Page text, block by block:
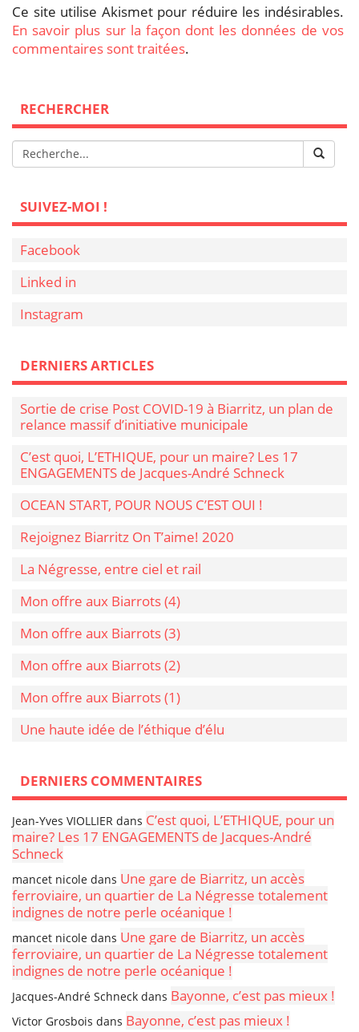
Ce site utilise Akismet pour réduire les indésirables.
En savoir plus sur la façon dont les données de vos
commentaires sont traitées.
RECHERCHER
SUIVEZ-MOI !
Facebook
Linked in
Instagram
DERNIERS ARTICLES
Sortie de crise Post COVID-19 à Biarritz, un plan de
relance massif d’initiative municipale
C’est quoi, L’ETHIQUE, pour un maire? Les 17
ENGAGEMENTS de Jacques-André Schneck
OCEAN START, POUR NOUS C’EST OUI !
Rejoignez Biarritz On T’aime! 2020
La Négresse, entre ciel et rail
Mon offre aux Biarrots (4)
Mon offre aux Biarrots (3)
Mon offre aux Biarrots (2)
Mon offre aux Biarrots (1)
Une haute idée de l’éthique d’élu
DERNIERS COMMENTAIRES
Jean-Yves VIOLLIER dans C’est quoi, L’ETHIQUE, pour un
maire? Les 17 ENGAGEMENTS de Jacques-André
Schneck
mancet nicole dans Une gare de Biarritz, un accès
ferroviaire, un quartier de La Négresse totalement
indignes de notre perle océanique !
mancet nicole dans Une gare de Biarritz, un accès
ferroviaire, un quartier de La Négresse totalement
indignes de notre perle océanique !
Jacques-André Schneck dans Bayonne, c’est pas mieux !
Victor Grosbois dans Bayonne, c’est pas mieux !